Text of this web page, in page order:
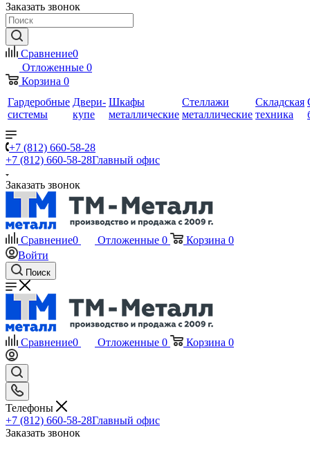
Заказать звонок
Сравнение0
Отложенные 0
Корзина 0
Гардеробные
системы
Двери-
купе
Шкафы
металлические
Стеллажи
металлические
Складская
техника
+7 (812) 660-58-28
+7 (812) 660-58-28Главный офис
Заказать звонок
Сравнение0 Отложенные 0 Корзина 0
Войти
Поиск
Сравнение0 Отложенные 0 Корзина 0
Телефоны
+7 (812) 660-58-28Главный офис
Заказать звонок